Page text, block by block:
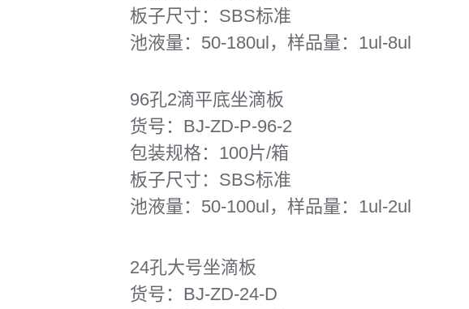
板子尺寸：SBS标准
池液量：50-180ul，样品量：1ul-8ul
96孔2滴平底坐滴板
货号：BJ-ZD-P-96-2
包装规格：100片/箱
板子尺寸：SBS标准
池液量：50-100ul，样品量：1ul-2ul
24孔大号坐滴板
货号：BJ-ZD-24-D